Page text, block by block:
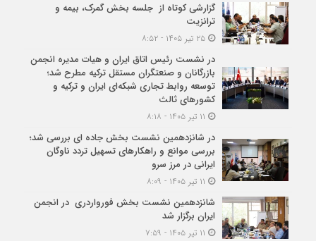
گزارشی کوتاه از جلسه بخش گمرک، بیمه و
ترانزیت
۲۵ تیر ۱۴۰۵ - ۸:۵۲
در نشست رئیس اتاق ایران و هیات مدیره انجمن
بازرگانان و صنعتگران مستقل ترکیه مطرح شد؛
توسعه روابط تجاری شبکه‌ای ایران و ترکیه و
کشورهای ثالث
در شانزدهمین نشست بخش جاده ای بررسی شد؛
بررسی موانع و راهکارهای تسهیل تردد ناوگان
ایرانی در مرز سرو
شانزدهمین نشست بخش فورواردری در انجمن
ایران برگزار شد